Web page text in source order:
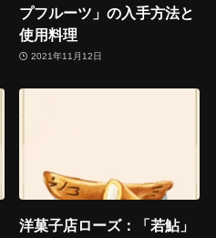
プフルーツ」の入手方法と
使用料理
2021年11月12日
洋菓子店ローズ：「若鮎」